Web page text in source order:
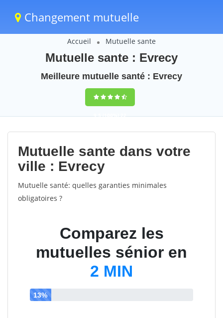
Changement mutuelle
Accueil Mutuelle sante
Mutuelle sante : Evrecy
Meilleure mutuelle santé : Evrecy
9,5(100%)22
votes
Mutuelle sante dans votre
ville : Evrecy
Mutuelle santé: quelles garanties minimales
obligatoires ?